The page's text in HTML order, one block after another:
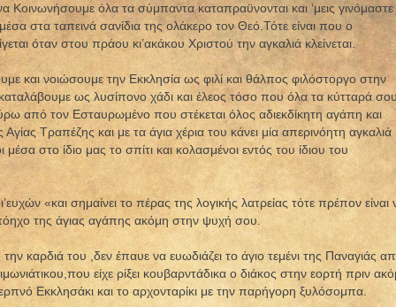
Κοινωνήσουμε όλα τα σύμπαντα καταπραϋνονται και ‘μεις γινόμαστε
στα ταπεινά σανίδια της ολάκερο τον Θεό.Τότε είναι που ο
όταν στου πράου κι’ακάκου Χριστού την αγκαλιά κλείνεται.
και νοιώσουμε την Εκκλησία ως φιλί και θάλπος φιλόστοργο στην
ως λυσίπονο χάδι και έλεος τόσο που όλα τα κύτταρά
από τον Εσταυρωμένο που στέκεται όλος αδιεκδίκητη αγάπη και
Τραπέζης και με τα άγια χέρια του κάνει μία απερινόητη αγκαλιά
στο ίδιο μας το σπίτι και κολασμένοι εντός του ίδιου του
«και σημαίνει το πέρας της λογικής λατρείας τότε πρέπον είναι
της άγιας αγάπης ακόμη στην ψυχή σου.
καρδιά του ,δεν έπαυε να ευωδιάζει το άγιο τεμένι της Παναγιάς
είχε ρίξει κουβαρντάδικα ο διάκος στην εορτή πριν
Εκκλησάκι και το αρχονταρίκι με την παρήγορη ξυλόσομπα.